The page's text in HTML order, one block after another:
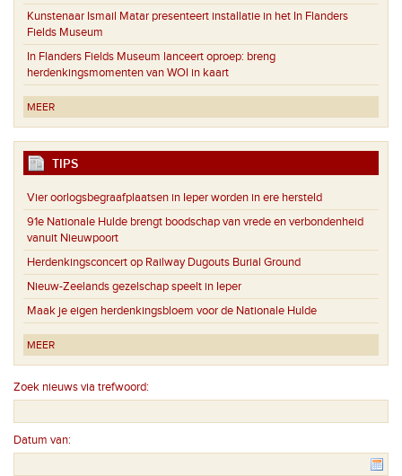
Kunstenaar Ismail Matar presenteert installatie in het In Flanders
Fields Museum
In Flanders Fields Museum lanceert oproep: breng
herdenkingsmomenten van WOI in kaart
MEER
TIPS
Vier oorlogsbegraafplaatsen in Ieper worden in ere hersteld
91e Nationale Hulde brengt boodschap van vrede en verbondenheid
vanuit Nieuwpoort
Herdenkingsconcert op Railway Dugouts Burial Ground
Nieuw-Zeelands gezelschap speelt in Ieper
Maak je eigen herdenkingsbloem voor de Nationale Hulde
MEER
Zoek nieuws via trefwoord:
Datum van: